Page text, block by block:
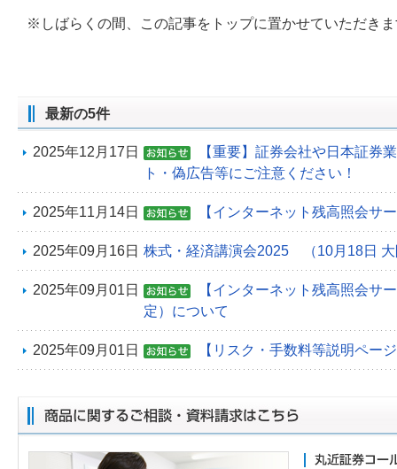
※しばらくの間、この記事をトップに置かせていただき
最新の5件
2025年12月17日
【重要】証券会社や日本証券
ト・偽広告等にご注意ください！
2025年11月14日 【インターネット残高照会サ
2025年09月16日 株式・経済講演会2025 （10月18日 大
2025年09月01日
【インターネット残高照会サ
定）について
2025年09月01日 【リスク・手数料等説明ペー